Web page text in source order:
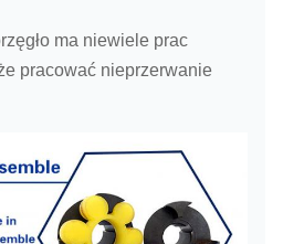
ma niewiele prac
pracować nieprzerwanie